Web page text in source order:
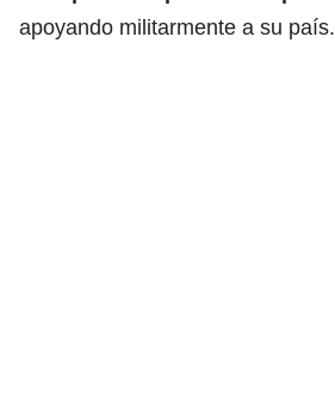
apoyando militarmente a su país.